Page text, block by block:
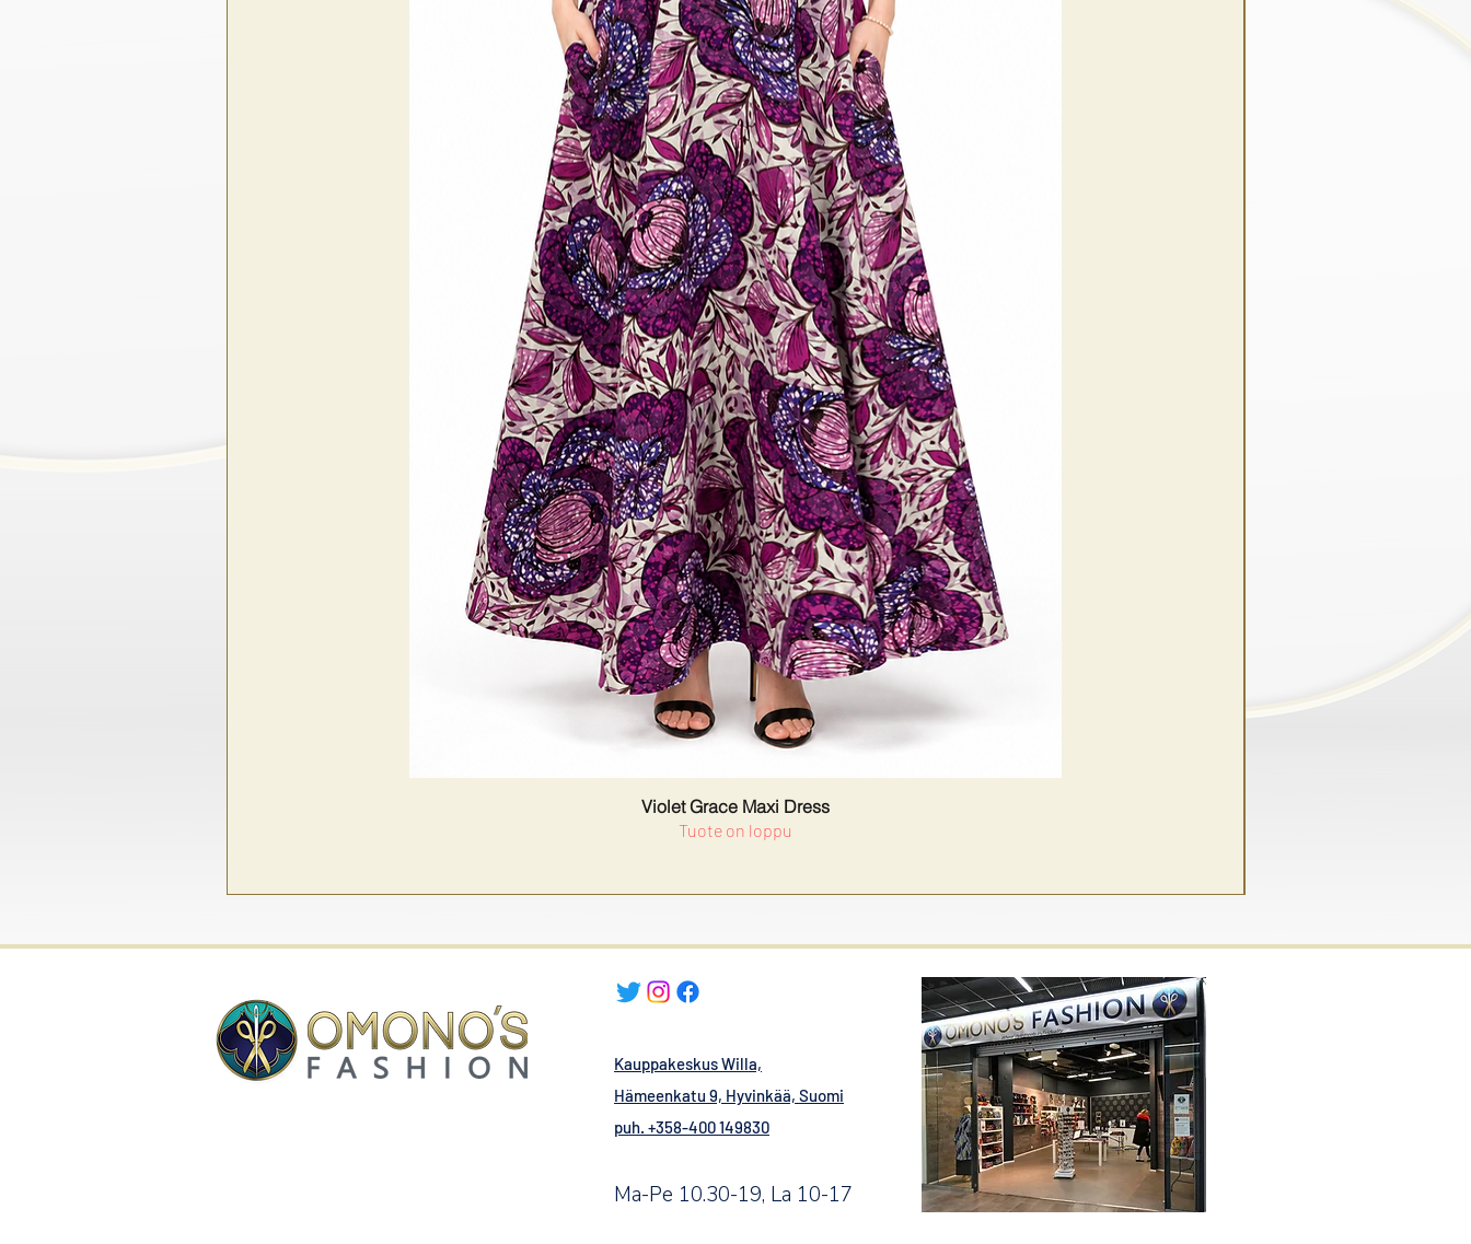
Violet Grace Maxi Dress
Tuote on loppu
Kauppakeskus Willa,
Hämeenkatu 9, Hyvinkää, Suomi
puh. +358-400 149830
Ma-Pe 10.30-19, La 10-17